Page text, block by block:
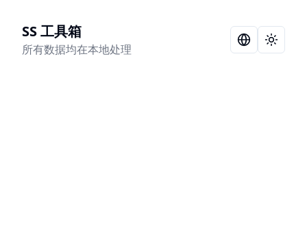
SS 工具箱
所有数据均在本地处理 Language
Toggle